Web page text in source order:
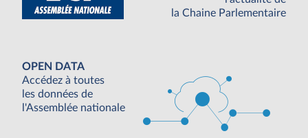
la Chaine Parlementaire
OPEN DATA
Accédez à toutes
les données de
l'Assemblée nationale